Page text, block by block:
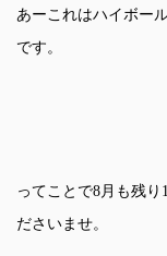
あーこれはハイボー
です。
ってことで8月も残
ださいませ。